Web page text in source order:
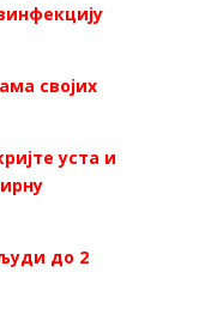
својих
уста и
до 2